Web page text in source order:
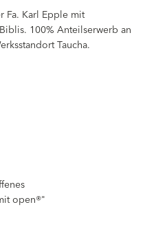
Fa. Karl Epple mit
100% Anteilserwerb an
Taucha.
open®"